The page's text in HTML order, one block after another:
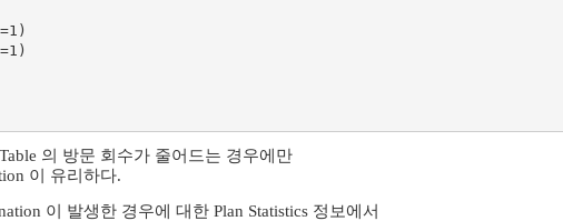
의 방문 회수가 줄어드는 경우에만
이 유리하다.
이 발생한 경우에 대한 Plan Statistics 정보에서